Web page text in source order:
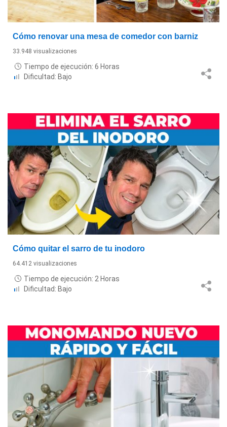
Cómo renovar una mesa de comedor con barniz
33.948 visualizaciones
Tiempo de ejecución: 6 Horas
Dificultad: Bajo
Cómo quitar el sarro de tu inodoro
64.412 visualizaciones
Tiempo de ejecución: 2 Horas
Dificultad: Bajo